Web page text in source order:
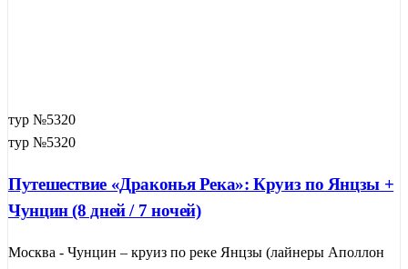
тур №5320
тур №5320
Путешествие «Драконья Река»: Круиз по Янцзы +
Чунцин (8 дней / 7 ночей)
Москва - Чунцин – круиз по реке Янцзы (лайнеры Аполлон